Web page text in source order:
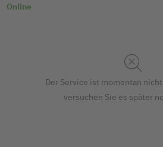
Online
Der Service ist momentan
versuchen Sie es später